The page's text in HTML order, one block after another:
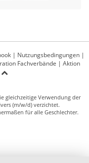
| Nutzungsbedingungen |
Fachverbände | Aktion
gleichzeitige Verwendung der
(m/w/d) verzichtet.
für alle Geschlechter.